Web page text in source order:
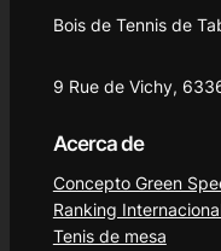
Bois de Tennis de
9 Rue de Vichy,
Acerca de
Concepto Green
Ranking
Tenis de mesa